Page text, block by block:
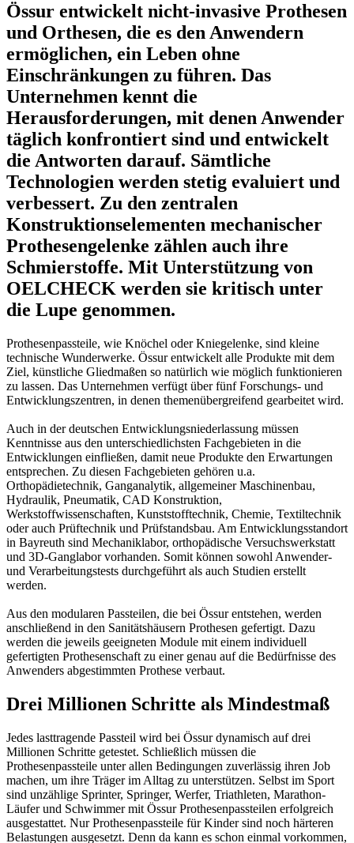
Össur entwickelt nicht-invasive Prothesen
und Orthesen, die es den Anwendern
ermöglichen, ein Leben ohne
Einschränkungen zu führen. Das
Unternehmen kennt die
Herausforderungen, mit denen Anwender
täglich konfrontiert sind und entwickelt
die Antworten darauf. Sämtliche
Technologien werden stetig evaluiert und
verbessert. Zu den zentralen
Konstruktionselementen mechanischer
Prothesengelenke zählen auch ihre
Schmierstoffe. Mit Unterstützung von
OELCHECK werden sie kritisch unter
die Lupe genommen.
Prothesenpassteile, wie Knöchel oder Kniegelenke, sind kleine
technische Wunderwerke. Össur entwickelt alle Produkte mit dem
Ziel, künstliche Gliedmaßen so natürlich wie möglich funktionieren
zu lassen. Das Unternehmen verfügt über fünf Forschungs- und
Entwicklungszentren, in denen themenübergreifend gearbeitet wird.
Auch in der deutschen Entwicklungsniederlassung müssen
Kenntnisse aus den unterschiedlichsten Fachgebieten in die
Entwicklungen einfließen, damit neue Produkte den Erwartungen
entsprechen. Zu diesen Fachgebieten gehören u.a.
Orthopädietechnik, Ganganalytik, allgemeiner Maschinenbau,
Hydraulik, Pneumatik, CAD Konstruktion,
Werkstoffwissenschaften, Kunststofftechnik, Chemie, Textiltechnik
oder auch Prüftechnik und Prüfstandsbau. Am Entwicklungsstandort
in Bayreuth sind Mechaniklabor, orthopädische Versuchswerkstatt
und 3D-Ganglabor vorhanden. Somit können sowohl Anwender-
und Verarbeitungstests durchgeführt als auch Studien erstellt
werden.
Aus den modularen Passteilen, die bei Össur entstehen, werden
anschließend in den Sanitätshäusern Prothesen gefertigt. Dazu
werden die jeweils geeigneten Module mit einem individuell
gefertigten Prothesenschaft zu einer genau auf die Bedürfnisse des
Anwenders abgestimmten Prothese verbaut.
Drei Millionen Schritte als Mindestmaß
Jedes lasttragende Passteil wird bei Össur dynamisch auf drei
Millionen Schritte getestet. Schließlich müssen die
Prothesenpassteile unter allen Bedingungen zuverlässig ihren Job
machen, um ihre Träger im Alltag zu unterstützen. Selbst im Sport
sind unzählige Sprinter, Springer, Werfer, Triathleten, Marathon-
Läufer und Schwimmer mit Össur Prothesenpassteilen erfolgreich
ausgestattet. Nur Prothesenpassteile für Kinder sind noch härteren
Belastungen ausgesetzt. Denn da kann es schon einmal vorkommen,